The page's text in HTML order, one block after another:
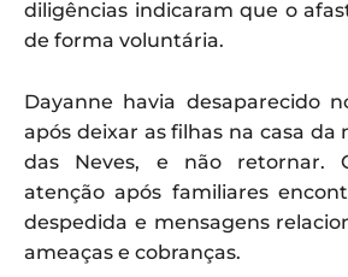
diligências indicaram que o
de forma voluntária.
Dayanne havia desaparecido
após deixar as filhas na casa da
das Neves, e não retornar.
atenção após familiares
despedida e mensagens
ameaças e cobranças.